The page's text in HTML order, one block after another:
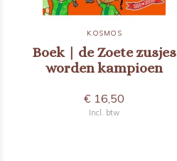
KOSMOS
Boek | de Zoete zusjes
worden kampioen
€ 16,50
Incl. btw